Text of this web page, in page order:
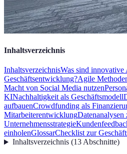
Inhaltsverzeichnis
InhaltsverzeichnisWas sind innovative
Geschäftsentwicklung?Agile
Macht von Social Media nutzen
KINachhaltigkeit als Geschäftsmodell
aufbauenCrowdfunding als
MitarbeiterentwicklungDatenanalysen
Unternehmensstrategie
einholenGlossarChecklist zur
Inhaltsverzeichnis(13Abschnitte)